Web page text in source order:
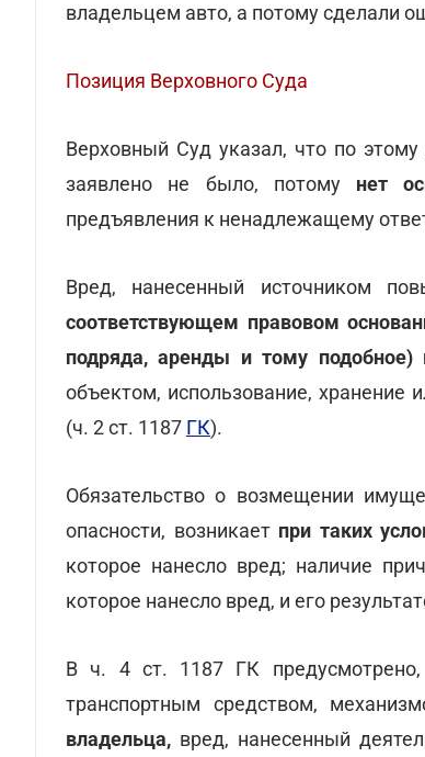
владельцем авто, а потому сделали
Позиция Верховного Суда
Верховный Суд указал, что по
заявлено не было, потому нет
предъявления к ненадлежащему
Вред, нанесенный источником
соответствующем правовом
подряда, аренды и тому подобное)
объектом, использование, хранение
(ч. 2 ст. 1187 ГК).
Обязательство о возмещении
опасности, возникаетпри таких
которое нанесло вред; наличие
которое нанесло вред, и его
В ч. 4 ст. 1187 ГК
транспортным средством,
владельца, вред, нанесенный